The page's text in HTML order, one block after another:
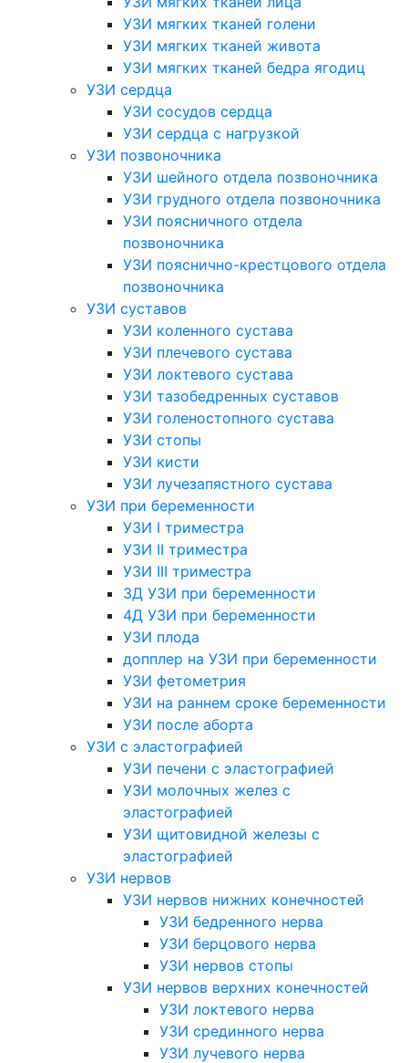
УЗИ мягких тканей голени
УЗИ мягких тканей живота
УЗИ мягких тканей бедра ягодиц
УЗИ сердца
УЗИ сосудов сердца
УЗИ сердца с нагрузкой
УЗИ позвоночника
УЗИ шейного отдела позвоночника
УЗИ грудного отдела позвоночника
УЗИ поясничного отдела
позвоночника
УЗИ пояснично-крестцового отдела
позвоночника
УЗИ суставов
УЗИ коленного сустава
УЗИ плечевого сустава
УЗИ локтевого сустава
УЗИ тазобедренных суставов
УЗИ голеностопного сустава
УЗИ стопы
УЗИ кисти
УЗИ лучезапястного сустава
УЗИ при беременности
УЗИ I триместра
УЗИ II триместра
УЗИ III триместра
3Д УЗИ при беременности
4Д УЗИ при беременности
УЗИ плода
допплер на УЗИ при беременности
УЗИ фетометрия
УЗИ на раннем сроке беременности
УЗИ после аборта
УЗИ с эластографией
УЗИ печени с эластографией
УЗИ молочных желез с
эластографией
УЗИ щитовидной железы с
эластографией
УЗИ нервов
УЗИ нервов нижних конечностей
УЗИ бедренного нерва
УЗИ берцового нерва
УЗИ нервов стопы
УЗИ нервов верхних конечностей
УЗИ локтевого нерва
УЗИ срединного нерва
УЗИ лучевого нерва